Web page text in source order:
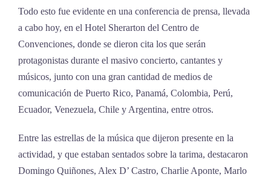
Todo esto fue evidente en una conferencia de prensa, llevada
a cabo hoy, en el Hotel Sherarton del Centro de
Convenciones, donde se dieron cita los que serán
protagonistas durante el masivo concierto, cantantes y
músicos, junto con una gran cantidad de medios de
comunicación de Puerto Rico, Panamá, Colombia, Perú,
Ecuador, Venezuela, Chile y Argentina, entre otros.
Entre las estrellas de la música que dijeron presente en la
actividad, y que estaban sentados sobre la tarima, destacaron
Domingo Quiñones, Alex D’ Castro, Charlie Aponte, Marlo